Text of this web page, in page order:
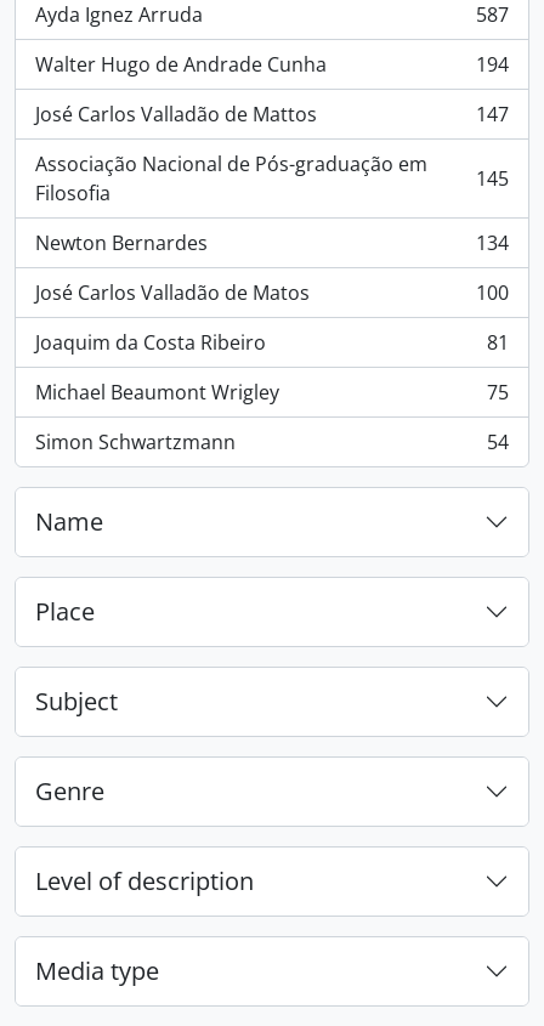
Ayda Ignez Arruda
, 587 results
587
Walter Hugo de Andrade Cunha
, 194 results
194
José Carlos Valladão de Mattos
, 147 results
147
Associação Nacional de Pós-graduação em
Filosofia
, 145 results 145
Newton Bernardes
, 134 results
134
José Carlos Valladão de Matos
, 100 results
100
Joaquim da Costa Ribeiro
, 81 results
81
Michael Beaumont Wrigley
, 75 results
75
Simon Schwartzmann
, 54 results 54
Name
Place
Subject
Genre
Level of description
Media type